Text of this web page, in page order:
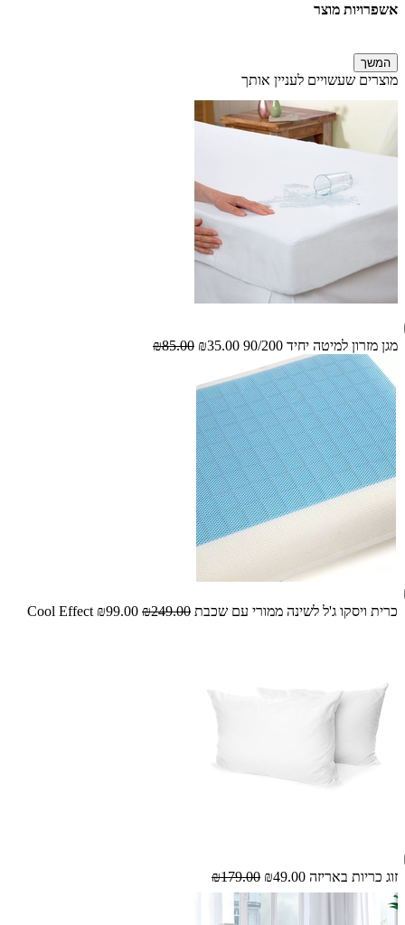
אשפרויות מוצר
המשך
מוצרים שעשויים לעניין אותך
מגן מזרון למיטה יחיד 90/200 ₪35.00
₪85.00
כרית ויסקו ג'ל לשינה ממורי עם שכבת Cool Effect ₪99.00 ₪249.00
זוג כריות באריזה ₪49.00
₪179.00